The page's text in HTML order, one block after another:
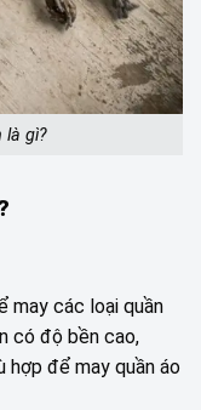
là gì?
may các loại quần
có độ bền cao,
để may quần áo